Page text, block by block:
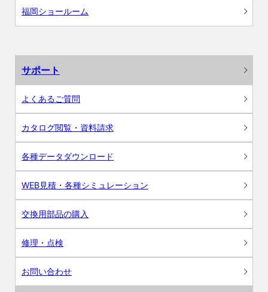
福岡ショールーム
サポート
よくあるご質問
カタログ閲覧・資料請求
各種データダウンロード
WEB見積・各種シミュレーション
交換用部品の購入
修理・点検
お問い合わせ